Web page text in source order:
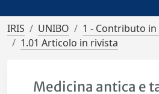
IRIS UNIBO
1 - Contributo
1.01 Articolo in rivista
Medicina antica e